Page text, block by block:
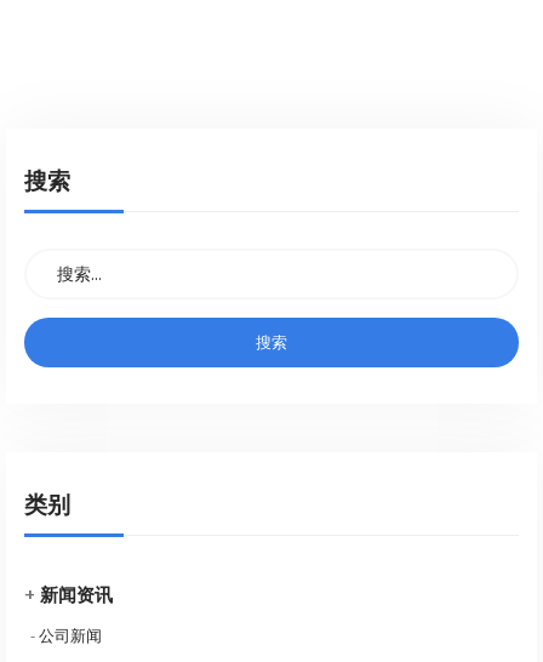
搜索
类别
+ 新闻资讯
-公司新闻